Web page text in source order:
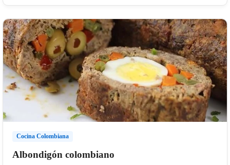
Cocina Colombiana
Albondigón colombiano